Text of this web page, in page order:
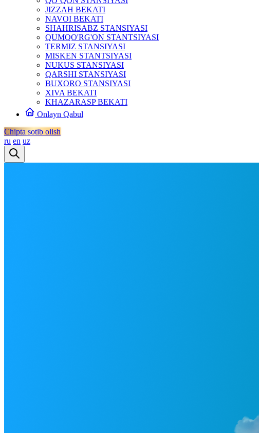
JIZZAH BEKATI
NAVOI BEKATI
SHAHRISABZ STANSIYASI
QUMQO'RG'ON STANTSIYASI
TERMIZ STANSIYASI
MISKEN STANTSIYASI
NUKUS STANSIYASI
QARSHI STANSIYASI
BUXORO STANSIYASI
XIVA BEKATI
KHAZARASP BEKATI
Onlayn Qabul
Chipta sotib olish
ru en uz